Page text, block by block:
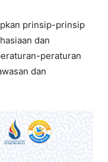
prinsip-prinsip
dan
peraturan
dan